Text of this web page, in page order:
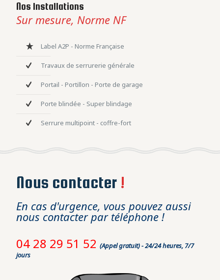
Nos Installations
Sur mesure, Norme NF
Label A2P - Norme Française
Travaux de serrurerie générale
Portail - Portillon - Porte de garage
Porte blindée - Super blindage
Serrure multipoint - coffre-fort
Nous contacter !
En cas d'urgence, vous pouvez aussi
nous contacter par téléphone !
04 28 29 51 52 (Appel gratuit) - 24/24 heures, 7/7
jours